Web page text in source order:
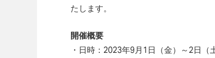
たします。
開催概要
・日時：2023年9月1日（金）～2日（